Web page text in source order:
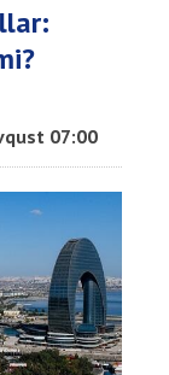
07:00